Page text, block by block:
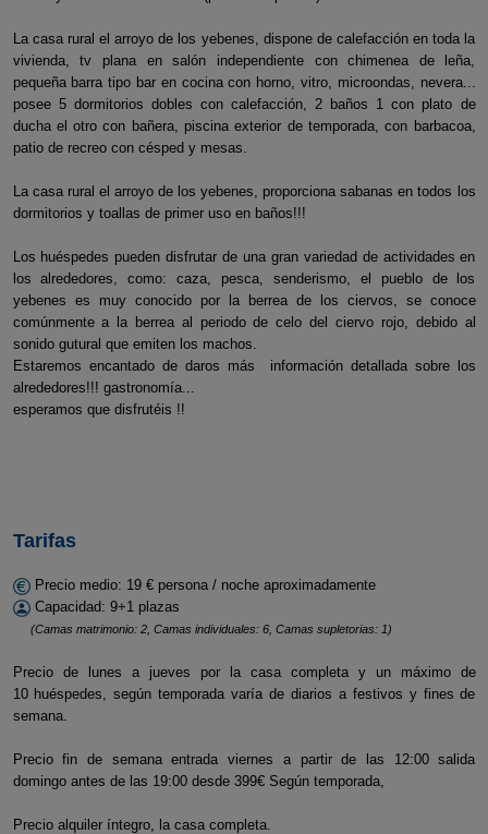
La casa rural el arroyo de los yebenes, dispone de calefacción en toda la
vivienda, tv plana en salón independiente con chimenea de leña,
pequeña barra tipo bar en cocina con horno, vitro, microondas, nevera...
posee 5 dormitorios dobles con calefacción, 2 baños 1 con plato de
ducha el otro con bañera, piscina exterior de temporada, con barbacoa,
patio de recreo con césped y mesas.
La casa rural el arroyo de los yebenes, proporciona sabanas en todos los
dormitorios y toallas de primer uso en baños!!!
Los huéspedes pueden disfrutar de una gran variedad de actividades en
los alrededores, como: caza, pesca, senderismo, el pueblo de los
yebenes es muy conocido por la berrea de los ciervos, se conoce
comúnmente a la berrea al periodo de celo del ciervo rojo, debido al
sonido gutural que emiten los machos.
Estaremos encantado de daros más información detallada sobre los
alrededores!!! gastronomía...
esperamos que disfrutéis !!
Tarifas
Precio medio: 19 € persona / noche aproximadamente
Capacidad: 9+1 plazas
(Camas matrimonio: 2, Camas individuales: 6, Camas supletorias: 1)
Precio de lunes a jueves por la casa completa y un máximo de
10 huéspedes, según temporada varía de diarios a festivos y fines de
semana.
Precio fin de semana entrada viernes a partir de las 12:00 salida
domingo antes de las 19:00 desde 399€ Según temporada,
Precio alquiler íntegro, la casa completa.